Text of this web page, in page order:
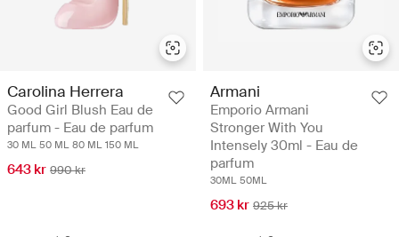
Carolina Herrera
Good Girl Blush Eau de
parfum - Eau de parfum
30 ML 50 ML 80 ML 150 ML
643 kr 990 kr
Armani
Emporio Armani
Stronger With You
Intensely 30ml - Eau de
parfum
30ML 50ML
693 kr 925 kr